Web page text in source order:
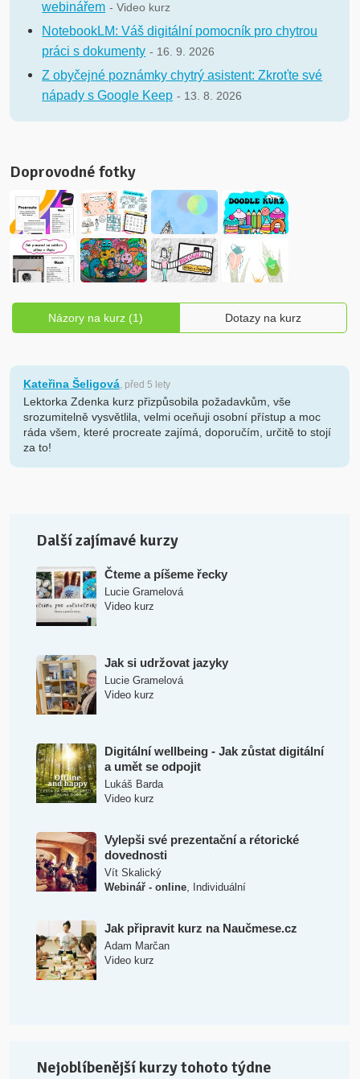
webinářem - Video kurz
NotebookLM: Váš digitální pomocník pro chytrou
práci s dokumenty - 16. 9. 2026
Z obyčejné poznámky chytrý asistent: Zkroťte své
nápady s Google Keep - 13. 8. 2026
Doprovodné fotky
Názory na kurz (1) Dotazy na kurz
Kateřina Šeligová, před 5 lety
Lektorka Zdenka kurz přizpůsobila požadavkům, vše
srozumitelně vysvětlila, velmi oceňuji osobní přístup a moc
ráda všem, které procreate zajímá, doporučím, určitě to stojí
za to!
Další zajímavé kurzy
Čteme a píšeme řecky
Lucie Gramelová
Video kurz
Jak si udržovat jazyky
Lucie Gramelová
Video kurz
Digitální wellbeing - Jak zůstat digitální
a umět se odpojit
Lukáš Barda
Video kurz
Vylepši své prezentační a rétorické
dovednosti
Vít Skalický
Webinář - online, Individuální
Jak připravit kurz na Naučmese.cz
Adam Marčan
Video kurz
Nejoblíbenější kurzy tohoto týdne